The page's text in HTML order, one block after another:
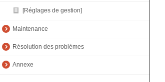
[Réglages de gestion]
Maintenance
Résolution des problèmes
Annexe